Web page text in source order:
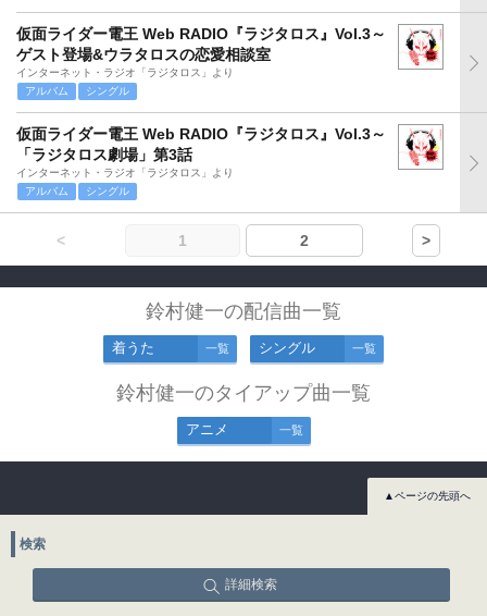
仮面ライダー電王 Web RADIO『ラジタロス』Vol.3～
ゲスト登場&ウラタロスの恋愛相談室
インターネット・ラジオ「ラジタロス」より
アルバム
シングル
仮面ライダー電王 Web RADIO『ラジタロス』Vol.3～
「ラジタロス劇場」第3話
インターネット・ラジオ「ラジタロス」より
アルバム
シングル
< 1 2 >
鈴村健一の配信曲一覧
着うた 一覧 シングル 一覧
鈴村健一のタイアップ曲一覧
アニメ 一覧
▲ページの先頭へ
検索
詳細検索